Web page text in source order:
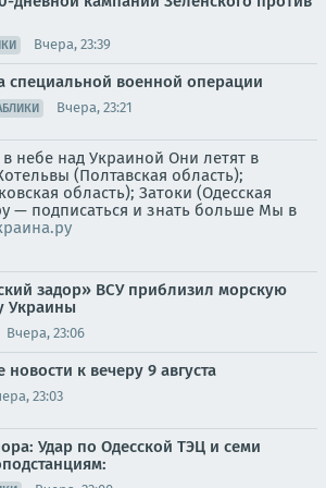
Вчера, 23:39
специальной военной операции
Вчера, 23:21
небе над Украиной Они летят в
(Полтавская область);
область); Затоки (Одесская
— подписаться и знать больше Мы в
задор» ВСУ приблизил морскую
Украины
Вчера, 23:06
новости к вечеру 9 августа
23:03
Удар по Одесской ТЭЦ и семи